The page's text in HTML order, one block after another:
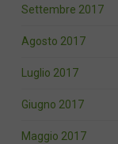
Settembre 2017
Agosto 2017
Luglio 2017
Giugno 2017
Maggio 2017